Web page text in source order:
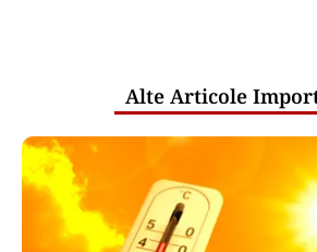
Alte Articole